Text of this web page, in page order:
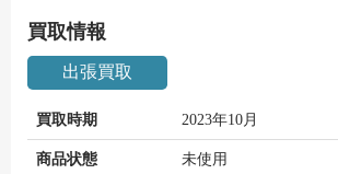
買取情報
出張買取
買取時期 2023年10月
商品状態 未使用